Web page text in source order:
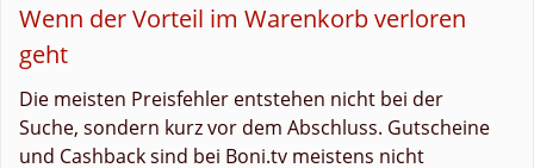
Wenn der Vorteil im Warenkorb verloren
geht
Die meisten Preisfehler entstehen nicht bei der
Suche, sondern kurz vor dem Abschluss. Gutscheine
und Cashback sind bei Boni.tv meistens nicht